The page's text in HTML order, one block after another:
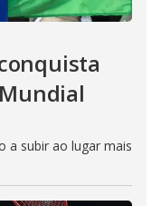
a subir ao lugar mais